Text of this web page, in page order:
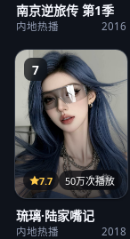
南京逆旅传 第1季
内地热播 2016
7
12集
7.7 50万次播放
琉璃·陆家嘴记
内地热播 2018